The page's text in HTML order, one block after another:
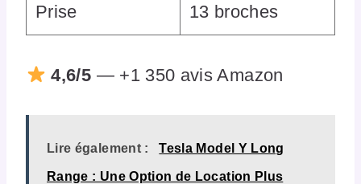
Prise 13 broches
4,6/5 — +1 350 avis Amazon
Lire également : Tesla Model Y Long
Range : Une Option de Location Plus